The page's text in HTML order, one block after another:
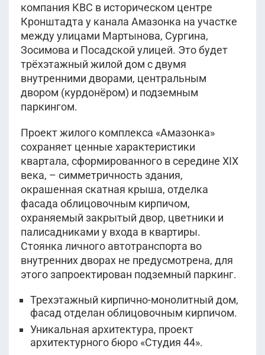
компания КВС в историческом центре
Кронштадта у канала Амазонка на участке
между улицами Мартынова, Сургина,
Зосимова и Посадской улицей. Это будет
трёхэтажный жилой дом с двумя
внутренними дворами, центральным
двором (курдонёром) и подземным
паркингом.
Проект жилого комплекса «Амазонка»
сохраняет ценные характеристики
квартала, сформированного в середине XIX
века, – симметричность здания,
окрашенная скатная крыша, отделка
фасада облицовочным кирпичом,
охраняемый закрытый двор, цветники и
палисадниками у входа в квартиры.
Стоянка личного автотранспорта во
внутренних дворах не предусмотрена, для
этого запроектирован подземный паркинг.
Трехэтажный кирпично-монолитный дом,
фасад отделан облицовочным кирпичом.
Уникальная архитектура, проект
архитектурного бюро «Студия 44».